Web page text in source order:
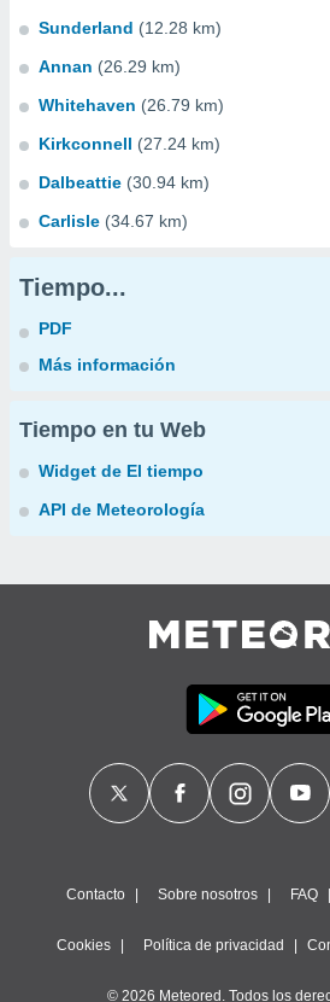
Sunderland (12.28 km)
Annan (26.29 km)
Whitehaven (26.79 km)
Kirkconnell (27.24 km)
Dalbeattie (30.94 km)
Carlisle (34.67 km)
Tiempo...
PDF
Más información
Tiempo en tu Web
Widget de El tiempo
API de Meteorología
Contacto Sobre nosotros FAQ
Cookies Política de privacidad
© 2026 Meteored. Todos los